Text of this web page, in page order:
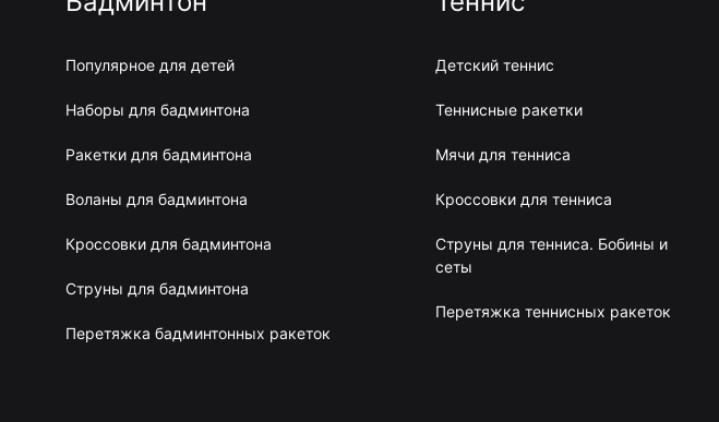
Популярное для детей
Наборы для бадминтона
Ракетки для бадминтона
Воланы для бадминтона
Кроссовки для бадминтона
Струны для бадминтона
Перетяжка бадминтонных ракеток
Детский теннис
Теннисные ракетки
Мячи для тенниса
Кроссовки для тенниса
Струны для тенниса. Бобины и
сеты
Перетяжка теннисных ракеток